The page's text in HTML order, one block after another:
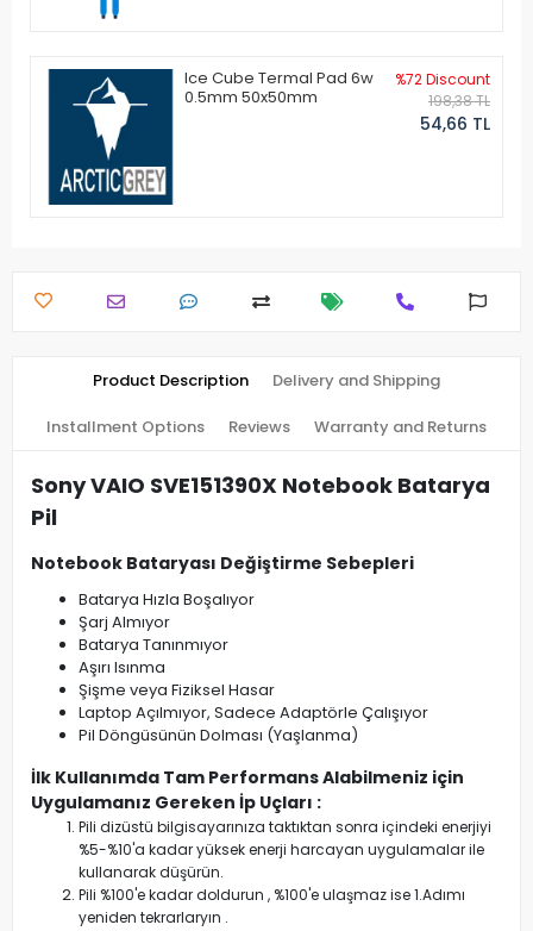
Ice Cube Termal Pad 6w
0.5mm 50x50mm
%72 Discount
198,38 TL
54,66 TL
Product Description Delivery and Shipping
Installment Options Reviews Warranty and Returns
Sony VAIO SVE151390X Notebook Batarya
Pil
Notebook Bataryası Değiştirme Sebepleri
Batarya Hızla Boşalıyor
Şarj Almıyor
Batarya Tanınmıyor
Aşırı Isınma
Şişme veya Fiziksel Hasar
Laptop Açılmıyor, Sadece Adaptörle Çalışıyor
Pil Döngüsünün Dolması (Yaşlanma)
İlk Kullanımda Tam Performans Alabilmeniz için
Uygulamanız Gereken İp Uçları :
Pili dizüstü bilgisayarınıza taktıktan sonra içindeki enerjiyi
%5-%10'a kadar yüksek enerji harcayan uygulamalar ile
kullanarak düşürün.
Pili %100'e kadar doldurun , %100'e ulaşmaz ise 1.Adımı
yeniden tekrarlaryın .